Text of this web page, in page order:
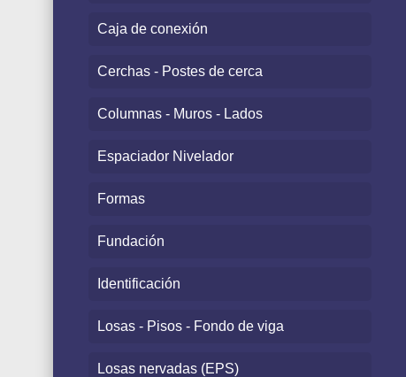
Caja de conexión
Cerchas - Postes de cerca
Columnas - Muros - Lados
Espaciador Nivelador
Formas
Fundación
Identificación
Losas - Pisos - Fondo de viga
Losas nervadas (EPS)